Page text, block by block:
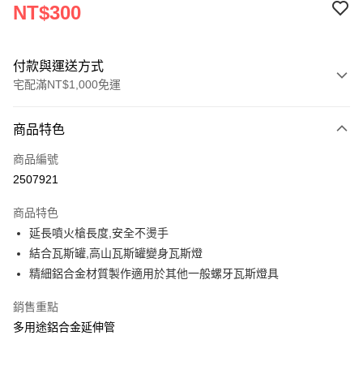
NT$300
付款與運送方式
宅配滿NT$1,000免運
信用卡一次付款
LINE Pay
街口支付
悠遊付
相關說明
【關於「AFTEE先享後付」】
商品特色
商品編號
2507921
商品特色
延長噴火槍長度,安全不燙手
結合瓦斯罐,高山瓦斯罐變身瓦斯燈
精細鋁合金材質製作適用於其他一般螺牙瓦斯燈具
銷售重點
多用途鋁合金延伸管